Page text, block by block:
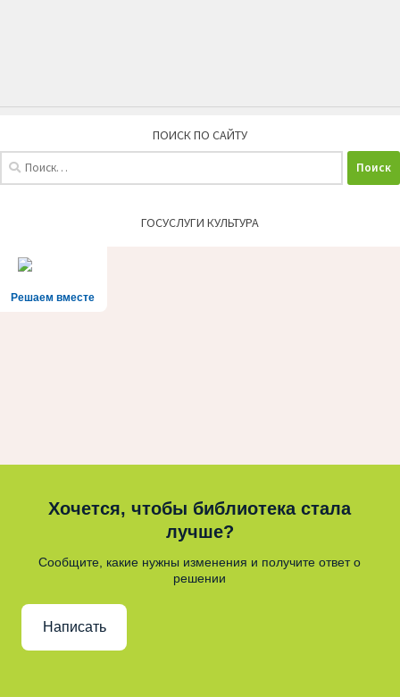
ПОИСК ПО САЙТУ
ГОСУСЛУГИ КУЛЬТУРА
Решаем вместе
Хочется, чтобы библиотека стала
лучше?
Сообщите, какие нужны изменения и получите ответ о
решении
Написать